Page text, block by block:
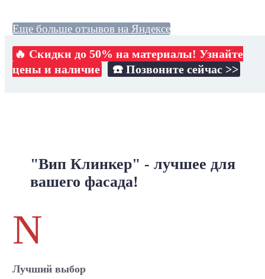
Еще больше отзывов на Яндексе
🔥 Скидки до 50% на материалы! Узнайте
цены и наличие
☎️ Позвоните сейчас >>
"Вип Клинкер" - лучшее для
вашего фасада!
N
Лучший выбор